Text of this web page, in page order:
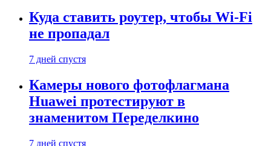
Куда ставить роутер, чтобы Wi-Fi
не пропадал
7 дней спустя
Камеры нового фотофлагмана
Huawei протестируют в
знаменитом Переделкино
7 дней спустя